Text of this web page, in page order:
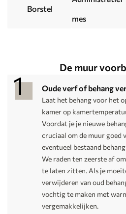
Borstel
mes
De muur
Oude verf of behang
Laat het behang voor het
kamer op
Voordat je je nieuwe
cruciaal om de muur goed
eventueel bestaand
We raden ten zeerste af
te laten zitten. Als je
verwijderen van oud
vochtig te maken met
vergemakkelijken.